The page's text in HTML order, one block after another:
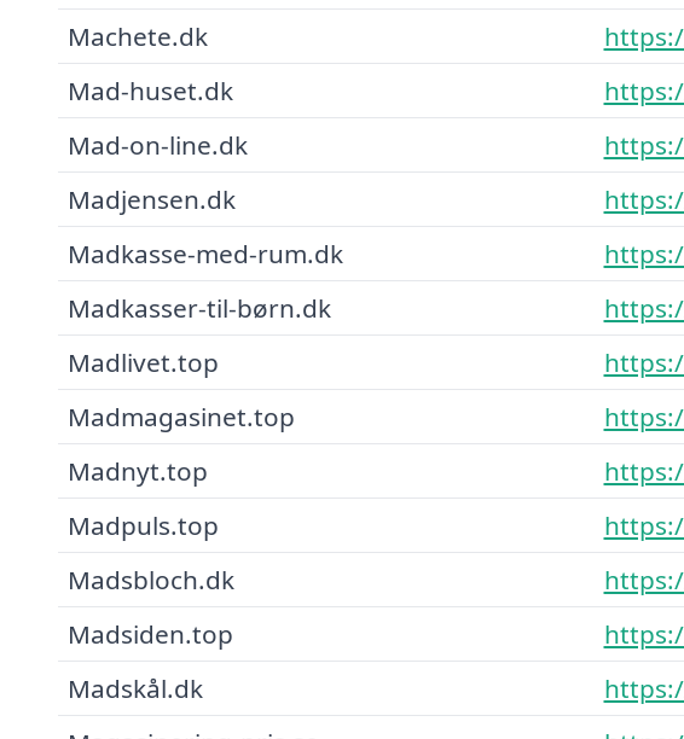
Machete.dk
Mad-huset.dk
Mad-on-line.dk
Madjensen.dk
Madkasse-med-rum.dk
Madkasser-til-børn.dk
Madlivet.top
Madmagasinet.top
Madnyt.top
Madpuls.top
Madsbloch.dk
Madsiden.top
Madskål.dk